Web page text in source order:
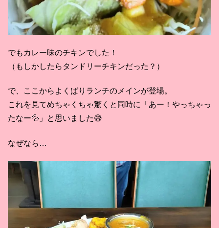
でもカレー味のチキンでした！
（もしかしたらタンドリーチキンだった？）
で、ここからよくばりランチのメインが登場。
これを見てめちゃくちゃ驚くと同時に「あー！やっちゃっ
たなー💦」と思いました😅
なぜなら…